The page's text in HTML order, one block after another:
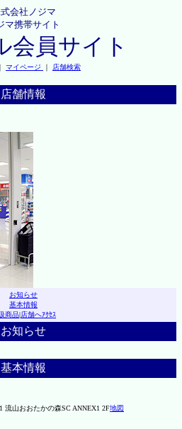
会社ノジマ
マ携帯サイト
会員サイト
｜ マイページ ｜ 店舗検索
店舗情報
お知らせ
基本情報
商品|店舗へｱｸｾｽ
お知らせ
基本情報
流山おおたかの森SC ANNEX1 2F地図